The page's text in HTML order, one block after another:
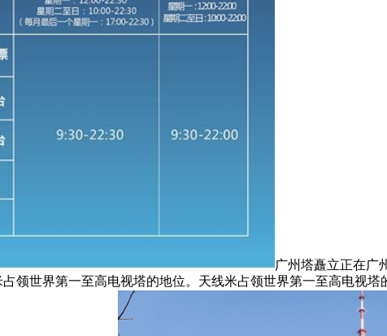
广州塔矗立正在广
领世界第一至高电视塔的地位。天线米占领世界第一至高电视